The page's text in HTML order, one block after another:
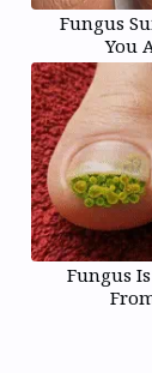
Fungus
You
Fungus